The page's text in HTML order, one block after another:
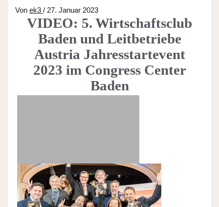
Vonek3/ 27. Januar 2023
VIDEO: 5. Wirtschaftsclub
Baden und Leitbetriebe
Austria Jahresstartevent
2023 im Congress Center
Baden